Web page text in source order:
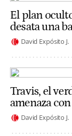
El plan
desata una
David Expósito J.
Travis, el
amenaza
David Expósito J.